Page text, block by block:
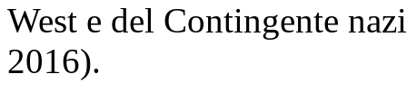
West e del Contingente
2016).